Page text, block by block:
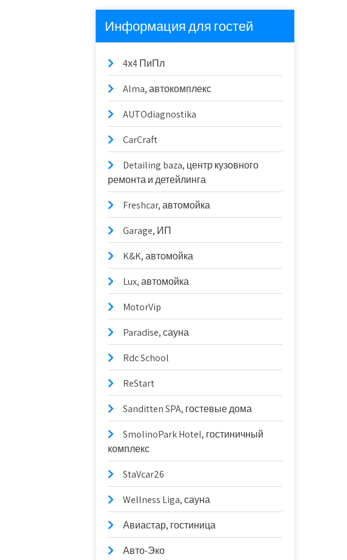
Информация для гостей
4х4 ПиПл
Alma, автокомплекс
AUTOdiagnostika
CarCraft
Detailing baza, центр кузовного
ремонта и детейлинга
Freshcar, автомойка
Garage, ИП
K&K, автомойка
Lux, автомойка
MotorVip
Paradise, сауна
Rdc School
ReStart
Sanditten SPA, гостевые дома
SmolinoPark Hotel, гостиничный
комплекс
StaVcar26
Wellness Liga, сауна
Авиастар, гостиница
Авто-Эко